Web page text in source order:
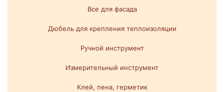
Все для фасада
Дюбель для крепления теплоизоляции
Ручной инструмент
Измерительный инструмент
Клей, пена, герметик